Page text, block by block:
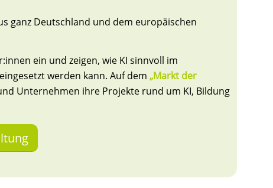
ganz Deutschland und dem europäischen
ein und zeigen, wie KI sinnvoll im
werden kann. Auf dem „Markt der
Unternehmen ihre Projekte rund um KI, Bildung